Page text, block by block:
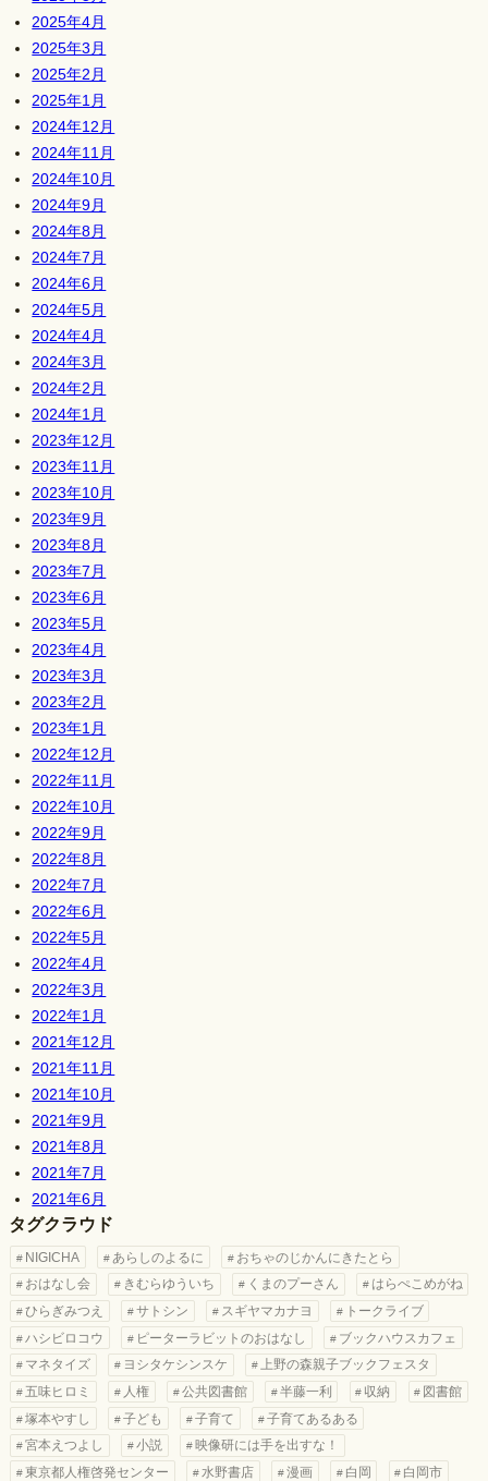
2025年4月
2025年3月
2025年2月
2025年1月
2024年12月
2024年11月
2024年10月
2024年9月
2024年8月
2024年7月
2024年6月
2024年5月
2024年4月
2024年3月
2024年2月
2024年1月
2023年12月
2023年11月
2023年10月
2023年9月
2023年8月
2023年7月
2023年6月
2023年5月
2023年4月
2023年3月
2023年2月
2023年1月
2022年12月
2022年11月
2022年10月
2022年9月
2022年8月
2022年7月
2022年6月
2022年5月
2022年4月
2022年3月
2022年1月
2021年12月
2021年11月
2021年10月
2021年9月
2021年8月
2021年7月
2021年6月
タグクラウド
NIGICHA あらしのよるに
おちゃのじかんにきたとら
おはなし会
きむらゆういち くまのプーさん
はらぺこめがね
ひらぎみつえ
サトシン スギヤマカナヨ
トークライブ
ハシビロコウ
ピーターラビットのおはなし
ブックハウスカフェ
マネタイズ
ヨシタケシンスケ
上野の森親子ブックフェスタ
五味ヒロミ
人権 公共図書館 半藤一利 収納
図書館
塚本やすし
子ども 子育て
子育てあるある
宮本えつよし
小説
映像研には手を出すな！
東京都人権啓発センター
水野書店 漫画 白岡
白岡市